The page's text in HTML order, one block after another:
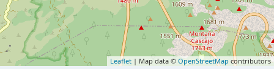
Leaflet | Map data © OpenStreetMap contributors